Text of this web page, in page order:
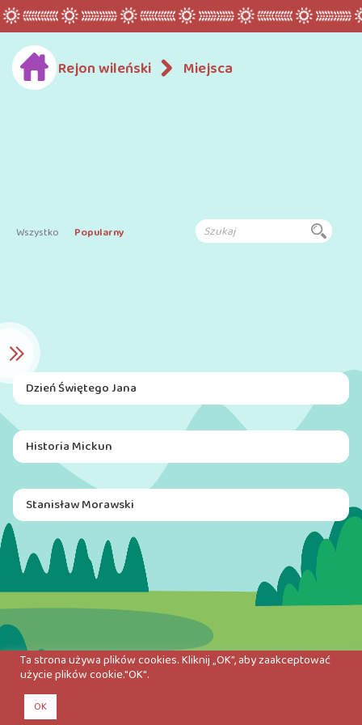
Rejon wileński Miejsca
Wszystko Popularny
Dzień Świętego Jana
Historia Mickun
Stanisław Morawski
Ta strona używa plików cookies. Kliknij „OK”, aby zaakceptować
użycie plików cookie."OK".
OK